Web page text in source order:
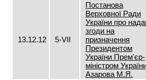
13.12.12 5-VII
Постанова
Верховної Ради
України про
згоди на
призначення
Президентом
України Прем'єр-
міністром
Азарова М.Я.